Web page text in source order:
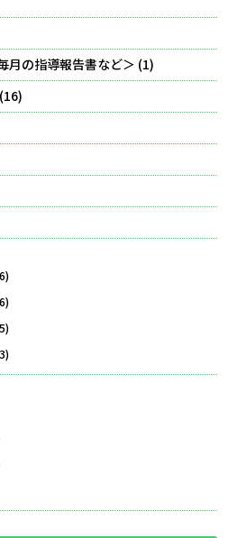
の指導報告書など＞ (1)
(16)